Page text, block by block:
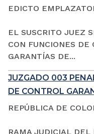
EDICTO
EL SUSCRITO JUEZ
CON FUNCIONES DE
GARANTÍAS DE...
JUZGADO 003
DE CONTROL
REPÚBLICA DE
RAMA JUDICIAL DEL